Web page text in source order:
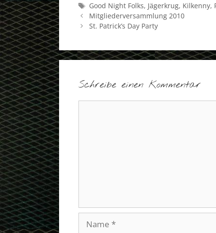
Schlagwörter
Good Night Folks, Jägerkrug, Kilkenny,
Mitgliederversammlung 2010
St. Patrick’s Day Party
Schreibe einen Kommentar